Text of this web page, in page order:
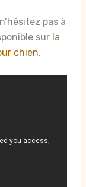
pas à
sur la
chien.